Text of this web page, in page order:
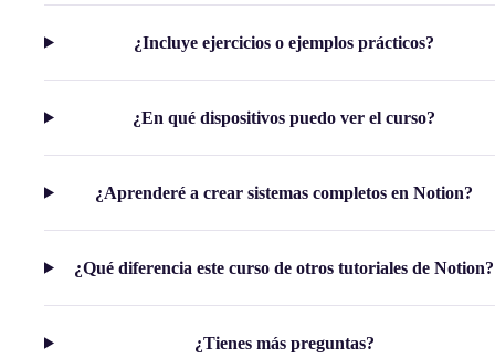
¿Incluye ejercicios o ejemplos prácticos?
¿En qué dispositivos puedo ver el curso?
¿Aprenderé a crear sistemas completos en Notion?
¿Qué diferencia este curso de otros tutoriales de Notion?
¿Tienes más preguntas?